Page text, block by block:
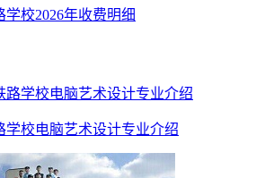
校2026年收费明细
学校电脑艺术设计专业介绍